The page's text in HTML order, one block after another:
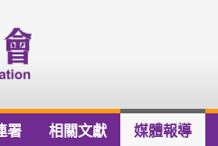
署 相關文獻 媒體報導